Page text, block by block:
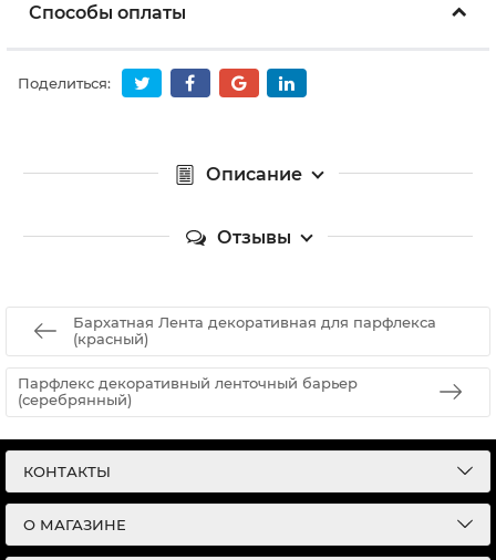
Способы оплаты
Поделиться:
Описание
Отзывы
Бархатная Лента декоративная для парфлекса
(красный)
Парфлекс декоративный ленточный барьер
(серебрянный)
КОНТАКТЫ
О МАГАЗИНЕ